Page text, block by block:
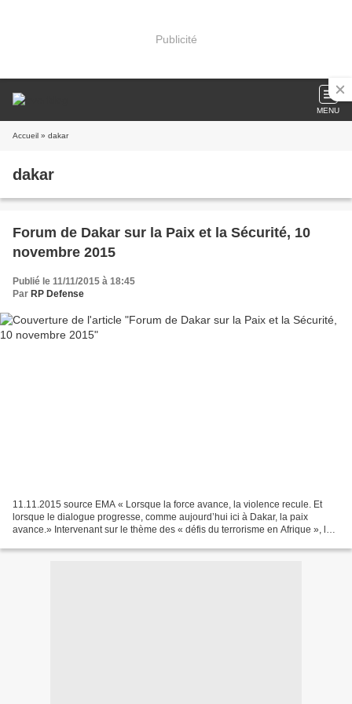
Publicité
MENU
Accueil » dakar
dakar
Forum de Dakar sur la Paix et la Sécurité, 10
novembre 2015
Publié le 11/11/2015 à 18:45
Par RP Defense
11.11.2015 source EMA « Lorsque la force avance, la violence recule. Et
lorsque le dialogue progresse, comme aujourd’hui ici à Dakar, la paix
avance.» Intervenant sur le thème des « défis du terrorisme en Afrique », le